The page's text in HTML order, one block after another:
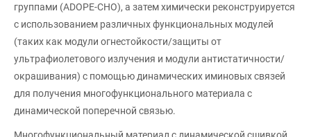
группами (ADOPE-CHO), а затем химически реконструируется
с использованием различных функциональных модулей
(таких как модули огнестойкости/защиты от
ультрафиолетового излучения и модули антистатичности/
окрашивания) с помощью динамических иминовых связей
для получения многофункционального материала с
динамической поперечной связью.